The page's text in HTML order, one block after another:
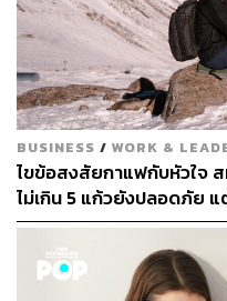
BUSINESS / WORK &
ไขข้อสงสัยกาแฟกับหัวใจ
ไม่เกิน 5 แก้วยังปลอดภัย
ประโยชน์ที่ควรได้